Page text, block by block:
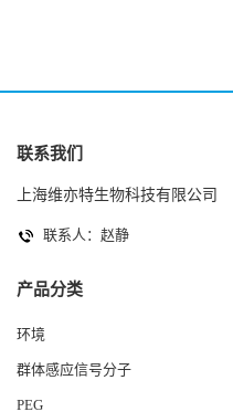
联系我们
上海维亦特生物科技有限公司
联系人：赵静
产品分类
环境
群体感应信号分子
PEG